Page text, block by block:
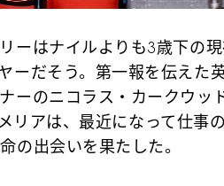
ーはナイルよりも3歳下の
ーだそう。第一報を伝えた英
ーのニコラス・カークウッ
リアは、最近になって仕事
の出会いを果たした。